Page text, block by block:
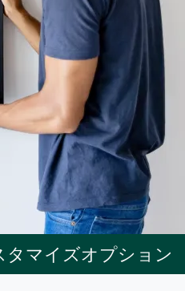
タマイズオプション